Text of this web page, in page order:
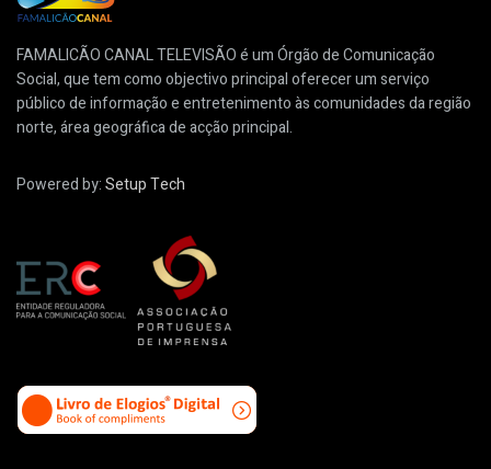
FAMALICÃO CANAL TELEVISÃO é um Órgão de Comunicação
Social, que tem como objectivo principal oferecer um serviço
público de informação e entretenimento às comunidades da região
norte, área geográfica de acção principal.
Powered by:Setup Tech